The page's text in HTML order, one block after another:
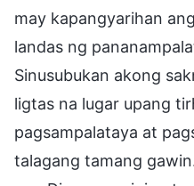
may kapangyarihan
landas ng
Sinusubukan akong
ligtas na lugar upang
pagsampalataya at
talagang tamang